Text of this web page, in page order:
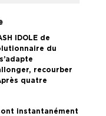
IDOLE de
du
recourber
quatre
instantanément